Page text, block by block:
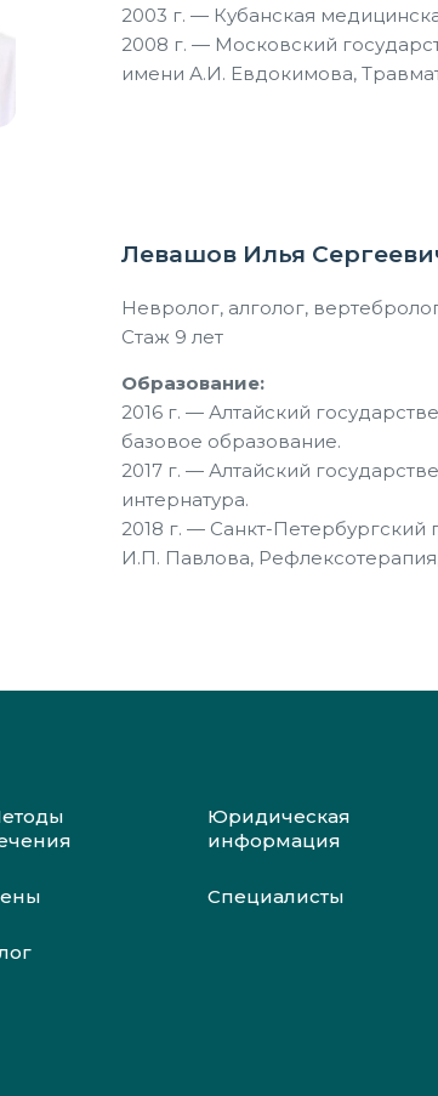
2003 г. — Кубанская
2008 г. — Московский
имени А.И. Евдокимова,
Левашов Илья
Невролог, алголог,
Стаж 9 лет
Образование:
2016 г. — Алтайский
базовое образование.
2017 г. — Алтайский
интернатура.
2018 г. — Санкт-
И.П. Павлова,
Юридическая
информация
Специалисты